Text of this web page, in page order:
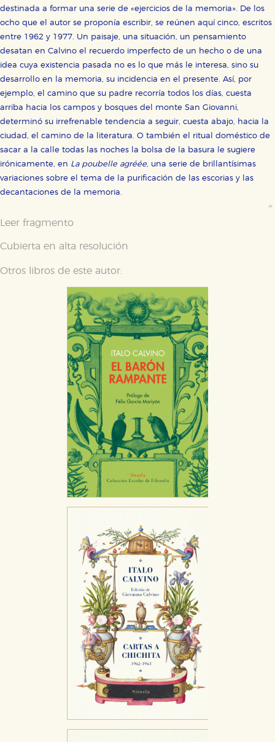
destinada a formar una serie de «ejercicios de la memoria». De los
ocho que el autor se proponía escribir, se reúnen aquí cinco, escritos
entre 1962 y 1977. Un paisaje, una situación, un pensamiento
desatan en Calvino el recuerdo imperfecto de un hecho o de una
idea cuya existencia pasada no es lo que más le interesa, sino su
desarrollo en la memoria, su incidencia en el presente. Así, por
ejemplo, el camino que su padre recorría todos los días, cuesta
arriba hacia los campos y bosques del monte San Giovanni,
determinó su irrefrenable tendencia a seguir, cuesta abajo, hacia la
ciudad, el camino de la literatura. O también el ritual doméstico de
sacar a la calle todas las noches la bolsa de la basura le sugiere
irónicamente, en La poubelle agréée, una serie de brillantísimas
variaciones sobre el tema de la purificación de las escorias y las
decantaciones de la memoria.
Leer fragmento
Cubierta en alta resolución
Otros libros de este autor: